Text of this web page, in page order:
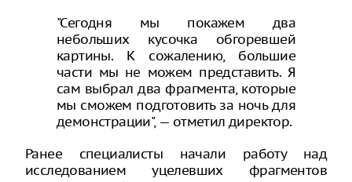
"Сегодня мы покажем два
небольших кусочка обгоревшей
картины. К сожалению, большие
части мы не можем представить. Я
сам выбрал два фрагмента, которые
мы сможем подготовить за ночь для
демонстрации", — отметил директор.
Ранее специалисты начали работу над
исследованием уцелевших фрагментов